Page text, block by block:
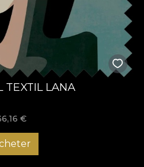
TEXTIL LANA
€